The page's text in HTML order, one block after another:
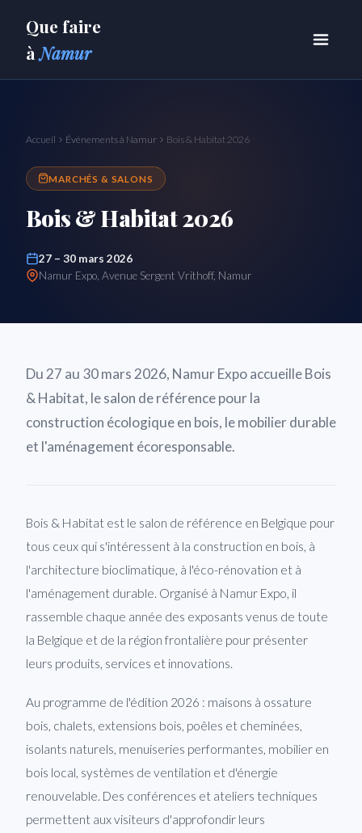
Que faire
àNamur
Accueil Événements à Namur Bois & Habitat 2026
MARCHÉS & SALONS
Bois & Habitat 2026
27 – 30 mars 2026
Namur Expo, Avenue Sergent Vrithoff, Namur
Du 27 au 30 mars 2026, Namur Expo accueille Bois
& Habitat, le salon de référence pour la
construction écologique en bois, le mobilier durable
et l'aménagement écoresponsable.
Bois & Habitat est le salon de référence en Belgique pour
tous ceux qui s'intéressent à la construction en bois, à
l'architecture bioclimatique, à l'éco-rénovation et à
l'aménagement durable. Organisé à Namur Expo, il
rassemble chaque année des exposants venus de toute
la Belgique et de la région frontalière pour présenter
leurs produits, services et innovations.
Au programme de l'édition 2026 : maisons à ossature
bois, chalets, extensions bois, poêles et cheminées,
isolants naturels, menuiseries performantes, mobilier en
bois local, systèmes de ventilation et d'énergie
renouvelable. Des conférences et ateliers techniques
permettent aux visiteurs d'approfondir leurs